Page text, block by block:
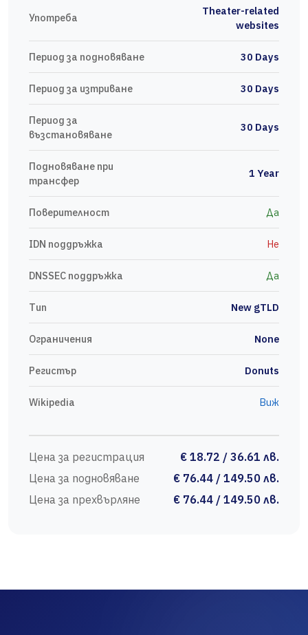
Употреба
Theater-related
websites
Период за подновяване 30 Days
Период за изтриване 30 Days
Период за
възстановяване
30 Days
Подновяване при
трансфер
1 Year
Поверителност Да
IDN поддръжка Не
DNSSEC поддръжка Да
Тип New gTLD
Ограничения None
Регистър Donuts
Wikipedia Виж
Цена за регистрация
€ 18.72 / 36.61 лв.
Цена за подновяване
€ 76.44 / 149.50 лв.
Цена за прехвърляне
€ 76.44 / 149.50 лв.